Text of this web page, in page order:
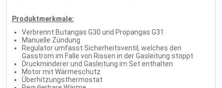
Produktmerkmale:
Verbrennt Butangas G30 und Propangas G31
Manuelle Zündung
Regulator umfasst Sicherheitsventil, welches den
Gasstrom im Falle von Rissen in der Gasleitung stoppt
Druckminderer und Gasleitung im Set enthalten
Motor mit Wärmeschutz
Überhitzungsthermostat